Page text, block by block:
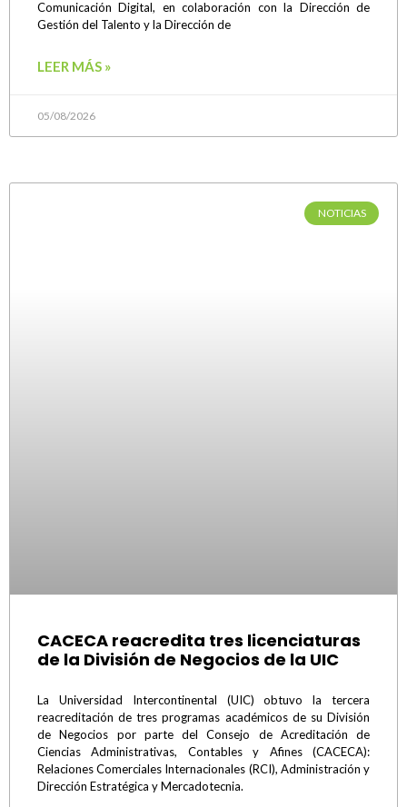
Comunicación Digital, en colaboración con la Dirección de
Gestión del Talento y la Dirección de
LEER MÁS »
05/08/2026
NOTICIAS
CACECA reacredita tres licenciaturas
de la División de Negocios de la UIC
La Universidad Intercontinental (UIC) obtuvo la tercera
reacreditación de tres programas académicos de su División
de Negocios por parte del Consejo de Acreditación de
Ciencias Administrativas, Contables y Afines (CACECA):
Relaciones Comerciales Internacionales (RCI), Administración y
Dirección Estratégica y Mercadotecnia.